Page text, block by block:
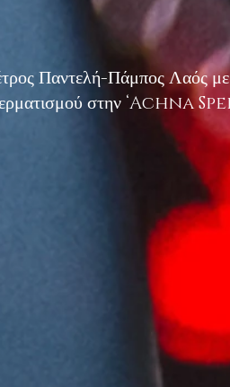
Παντελή-Πάμπος Λαός με
στην ‘Achna